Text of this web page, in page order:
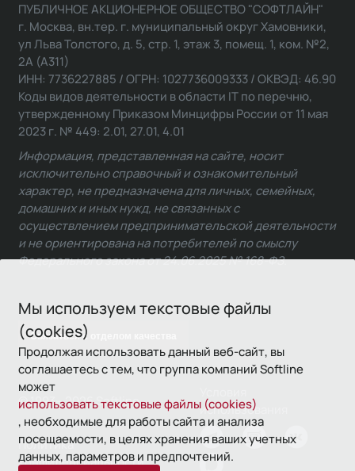
Мы используем текстовые файлы
(cookies)
Продолжая использовать данный веб-сайт, вы
соглашаетесь с тем, что группа компаний Softline
может
использовать текстовые файлы (cookies)
, необходимые для работы сайта и анализа
посещаемости, в целях хранения ваших учетных
данных, параметров и предпочтений.
Связаться с отделом качества
ПУБЛИЧНОЕ АКЦИОНЕРНОЕ ОБЩЕСТВО "СОФТЛАЙН"
г. Москва, вн.тер. г. муниципальный округ Хамовники,
ул Льва Толстого, д. 5, стр. 1, этаж 3, помещ. 1, ком. №2,
2А (А311)
ИНН: 7736227885 / ОГРН: 1027736009333 / ОКВЭД: 46.90
Коды видов деятельности в области IT по перечню,
утвержденному Приказом Минцифры России от 11 мая
2023 г. № 449: 2.01, 27.01, 4.01
Информация, представленная на сайте, носит
исключительно справочный и ознакомительный
характер, не предназначена для личных, семейных,
домашних и иных нужд, не связанных с
осуществлением предпринимательской деятельности
и не ориентирована на потребителей по смыслу
Федерального закона от 24.06.2025 № 168-ФЗ.
© 1993—2026 Softline
использования
Политика
конфиденциальности